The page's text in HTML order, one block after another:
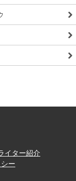
イター紹介
ー